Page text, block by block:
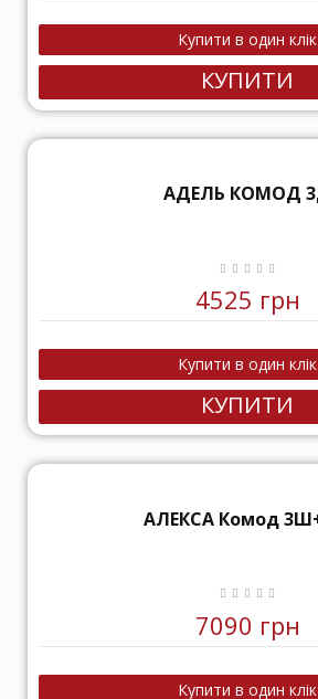
КУПИТИ
АДЕЛЬ КОМОД
4525 грн
КУПИТИ
АЛЕКСА Комод
7090 грн